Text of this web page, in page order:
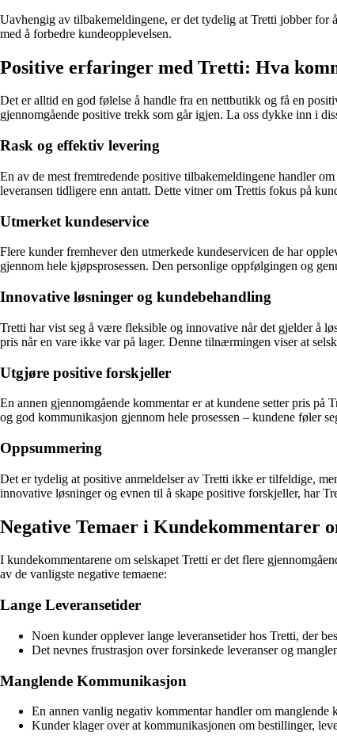
Uavhengig av tilbakemeldingene, er det tydelig at Tretti jobber for
med å forbedre kundeopplevelsen.
Positive erfaringer med Tretti: Hva
Det er alltid en god følelse å handle fra en nettbutikk og få en
gjennomgående positive trekk som går igjen. La oss dykke inn i
Rask og effektiv levering
En av de mest fremtredende positive tilbakemeldingene handler
leveransen tidligere enn antatt. Dette vitner om Trettis fokus på
Utmerket kundeservice
Flere kunder fremhever den utmerkede kundeservicen de har
gjennom hele kjøpsprosessen. Den personlige oppfølgingen og
Innovative løsninger og kundebehandling
Tretti har vist seg å være fleksible og innovative når det gjelder å
pris når en vare ikke var på lager. Denne tilnærmingen viser at
Utgjøre positive forskjeller
En annen gjennomgående kommentar er at kundene setter pris
og god kommunikasjon gjennom hele prosessen – kundene føler
Oppsummering
Det er tydelig at positive anmeldelser av Tretti ikke er tilfeldige,
innovative løsninger og evnen til å skape positive forskjeller, har
Negative Temaer i Kundekommentarer
I kundekommentarene om selskapet Tretti er det flere
av de vanligste negative temaene:
Lange Leveransetider
Noen kunder opplever lange leveransetider hos Tretti, der
Det nevnes frustrasjon over forsinkede leveranser og
Manglende Kommunikasjon
En annen vanlig negativ kommentar handler om manglende
Kunder klager over at kommunikasjonen om bestillinger,